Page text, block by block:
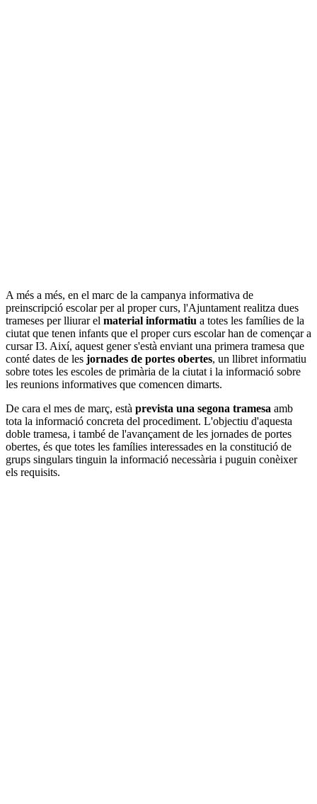
A més a més, en el marc de la campanya informativa de
preinscripció escolar per al proper curs, l'Ajuntament realitza dues
trameses per lliurar el material informatiu a totes les famílies de la
ciutat que tenen infants que el proper curs escolar han de començar a
cursar I3. Així, aquest gener s'està enviant una primera tramesa que
conté dates de les jornades de portes obertes, un llibret informatiu
sobre totes les escoles de primària de la ciutat i la informació sobre
les reunions informatives que comencen dimarts.
De cara el mes de març, està prevista una segona tramesa amb
tota la informació concreta del procediment. L'objectiu d'aquesta
doble tramesa, i també de l'avançament de les jornades de portes
obertes, és que totes les famílies interessades en la constitució de
grups singulars tinguin la informació necessària i puguin conèixer
els requisits.